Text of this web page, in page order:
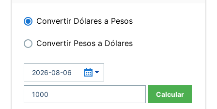
Convertir Dólares a Pesos
Convertir Pesos a Dólares
Calcular